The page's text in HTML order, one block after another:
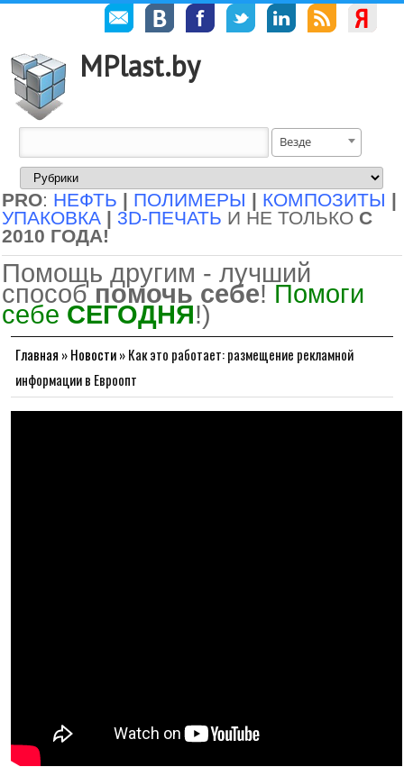
MPlast.by
Везде
PRO: НЕФТЬ | ПОЛИМЕРЫ | КОМПОЗИТЫ |
УПАКОВКА | 3D-ПЕЧАТЬ И НЕ ТОЛЬКО С
2010 ГОДА!
Помощь другим - лучший
способ помочь себе! Помоги
себе СЕГОДНЯ!)
Главная »Новости»Как это работает: размещение рекламной
информации в Евроопт